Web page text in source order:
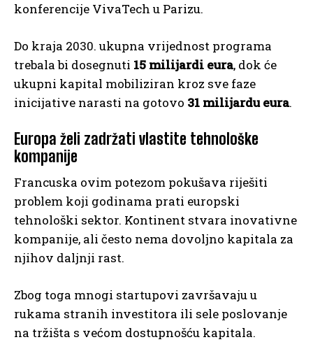
konferencije VivaTech u Parizu.
Do kraja 2030. ukupna vrijednost programa
trebala bi dosegnuti 15 milijardi eura, dok će
ukupni kapital mobiliziran kroz sve faze
inicijative narasti na gotovo 31 milijardu eura.
Europa želi zadržati vlastite tehnološke
kompanije
Francuska ovim potezom pokušava riješiti
problem koji godinama prati europski
tehnološki sektor. Kontinent stvara inovativne
kompanije, ali često nema dovoljno kapitala za
njihov daljnji rast.
Zbog toga mnogi startupovi završavaju u
rukama stranih investitora ili sele poslovanje
na tržišta s većom dostupnošću kapitala.